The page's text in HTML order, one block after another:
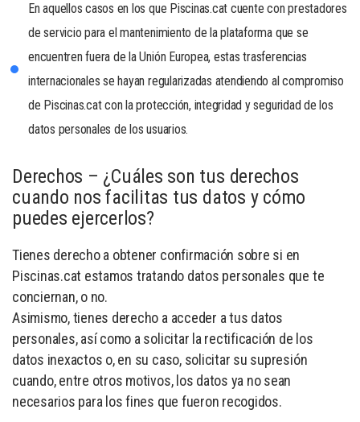
En aquellos casos en los que Piscinas.cat cuente con prestadores
de servicio para el mantenimiento de la plataforma que se
encuentren fuera de la Unión Europea, estas trasferencias
internacionales se hayan regularizadas atendiendo al compromiso
de Piscinas.cat con la protección, integridad y seguridad de los
datos personales de los usuarios.
Derechos – ¿Cuáles son tus derechos
cuando nos facilitas tus datos y cómo
puedes ejercerlos?
Tienes derecho a obtener confirmación sobre si en
Piscinas.cat estamos tratando datos personales que te
conciernan, o no.
Asimismo, tienes derecho a acceder a tus datos
personales, así como a solicitar la rectificación de los
datos inexactos o, en su caso, solicitar su supresión
cuando, entre otros motivos, los datos ya no sean
necesarios para los fines que fueron recogidos.